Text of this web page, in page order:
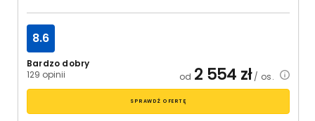
Bardzo dobry
129 opinii
8.6
od 2 554 zł/ os.
SPRAWDŹ OFERTĘ